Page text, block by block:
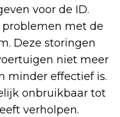
voor de ID.
met de
Deze storingen
niet meer
minder effectief is.
onbruikbaar tot
verholpen.